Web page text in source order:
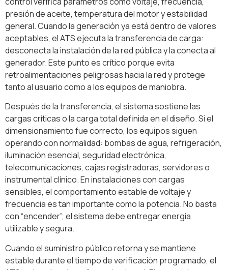
presión de aceite, temperatura del motor y estabilidad
general. Cuando la generación ya está dentro de valores
aceptables, el ATS ejecuta la transferencia de carga:
desconecta la instalación de la red pública y la conecta al
generador. Este punto es crítico porque evita
retroalimentaciones peligrosas hacia la red y protege
tanto al usuario como a los equipos de maniobra.
Después de la transferencia, el sistema sostiene las
cargas críticas o la carga total definida en el diseño. Si el
dimensionamiento fue correcto, los equipos siguen
operando con normalidad: bombas de agua, refrigeración,
iluminación esencial, seguridad electrónica,
telecomunicaciones, cajas registradoras, servidores o
instrumental clínico. En instalaciones con cargas
sensibles, el comportamiento estable de voltaje y
frecuencia es tan importante como la potencia. No basta
con “encender”; el sistema debe entregar energía
utilizable y segura.
Cuando el suministro público retorna y se mantiene
estable durante el tiempo de verificación programado, el